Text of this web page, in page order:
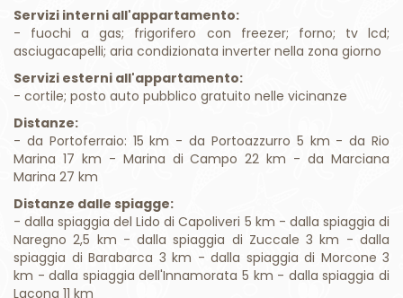
- semplice ma funzionale
Servizi interni all'appartamento:
- fuochi a gas; frigorifero con freezer; forno; tv lcd;
asciugacapelli; aria condizionata inverter nella zona giorno
Servizi esterni all'appartamento:
- cortile; posto auto pubblico gratuito nelle vicinanze
Distanze:
- da Portoferraio: 15 km - da Portoazzurro 5 km - da Rio
Marina 27 km
Distanze dalle spiagge:
- dalla spiaggia del Lido di Capoliveri 5 km - dalla spiaggia di
Naregno 2,5 km - dalla spiaggia di Zuccale 3 km - dalla
spiaggia di Barabarca 3 km - dalla spiaggia di Morcone 3